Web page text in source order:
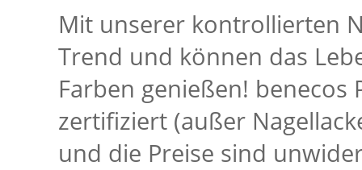
Mit unserer kontrollierten
Trend und können das
Farben genießen!
zertifiziert (außer
und die Preise sind